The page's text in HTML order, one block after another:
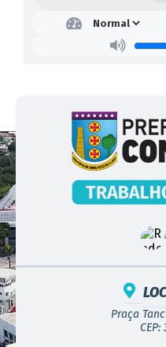
Praça